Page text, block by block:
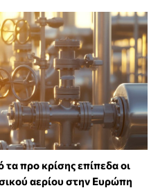
προ κρίσης επίπεδα οι
αερίου στην Ευρώπη